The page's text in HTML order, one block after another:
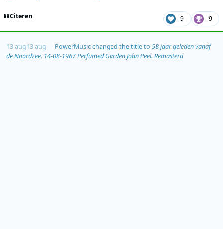
Citeren 9 9
13 aug13 aug PowerMusicchanged the title to 58 jaar geleden vanaf
de Noordzee. 14-08-1967 Perfumed Garden John Peel. Remasterd